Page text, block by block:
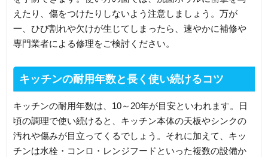
えたり、傷をつけたりしないよう注意しましょう。万が
一、ひび割れや欠けが生じてしまったら、速やかに補修や
専門業者による修理をご検討ください。
キッチンの耐用年数と長く使い続けるコツ
キッチンの耐用年数は、10～20年が目安といわれます。日
頃の調理で使い続けると、キッチン本体の天板やシンクの
汚れや傷みが目立ってくるでしょう。それに加えて、キッ
チンは水栓・コンロ・レンジフードといった複数の設備か